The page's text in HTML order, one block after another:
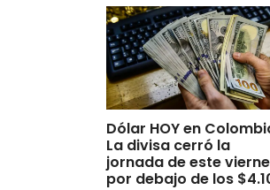
Dólar HOY en
La divisa cerró la
jornada de este
por debajo de los